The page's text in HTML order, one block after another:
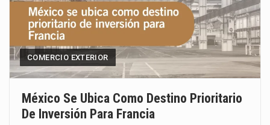
Los créditos fiscales determinados a empresas IMMEX rara vez nacen de una interpretación equivocada de…
La industria automotriz mexicana concentra más de la mitad de las quejas bajo el Mecanismo…
COMERCIO EXTERIOR
México Se Ubica Como Destino Prioritario
De Inversión Para Francia